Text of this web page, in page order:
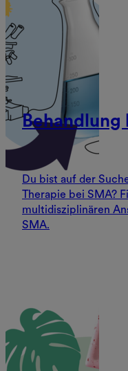
Behandlung
Du bist auf der
Therapie bei SMA?
multidisziplinären
SMA.